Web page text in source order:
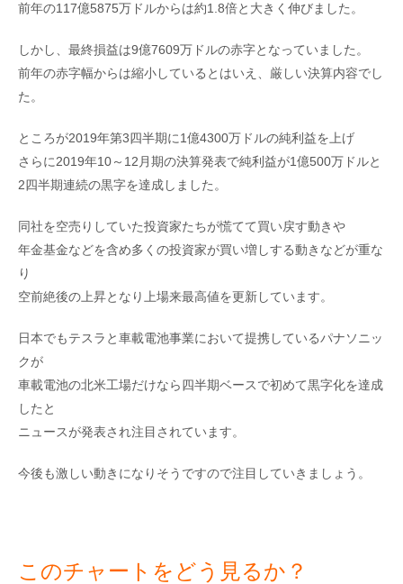
前年の117億5875万ドルからは約1.8倍と大きく伸びました。
しかし、最終損益は9億7609万ドルの赤字となっていました。
前年の赤字幅からは縮小しているとはいえ、厳しい決算内容でし
た。
ところが2019年第3四半期に1億4300万ドルの純利益を上げ
さらに2019年10～12月期の決算発表で純利益が1億500万ドルと
2四半期連続の黒字を達成しました。
同社を空売りしていた投資家たちが慌てて買い戻す動きや
年金基金などを含め多くの投資家が買い増しする動きなどが重な
り
空前絶後の上昇となり上場来最高値を更新しています。
日本でもテスラと車載電池事業において提携しているパナソニッ
クが
車載電池の北米工場だけなら四半期ベースで初めて黒字化を達成
したと
ニュースが発表され注目されています。
今後も激しい動きになりそうですので注目していきましょう。
このチャートをどう見るか？